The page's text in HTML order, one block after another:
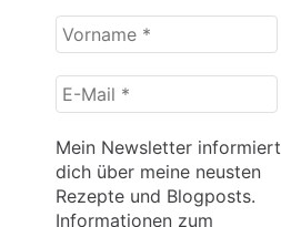
Vorname
*
E-
Mail
*
Mein Newsletter informiert
dich über meine neusten
Rezepte und Blogposts.
Informationen zum